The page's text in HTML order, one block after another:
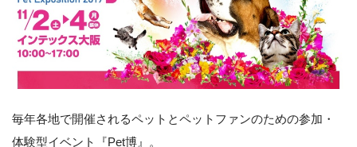
Point
毎年各地で開催されるペットとペットファンのための参加・
体験型イベント『Pet博』。